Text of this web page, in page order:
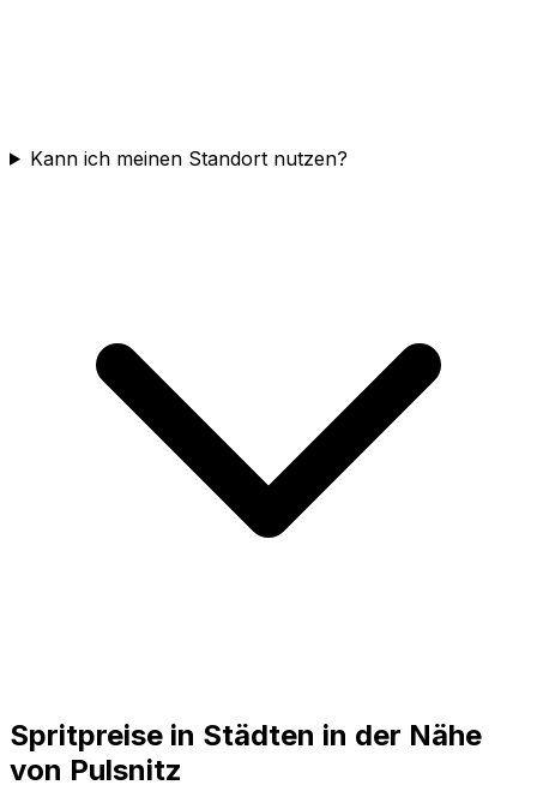
Kann ich meinen Standort nutzen?
Spritpreise in Städten in der Nähe
von Pulsnitz